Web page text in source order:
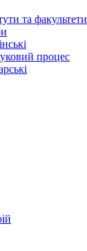
та факультети
процес